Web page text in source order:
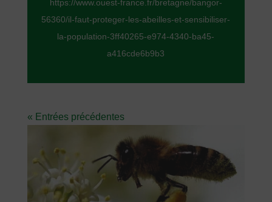
https://www.ouest-france.fr/bretagne/bangor-
56360/il-faut-proteger-les-abeilles-et-sensibiliser-
la-population-3ff40265-e974-4340-ba45-
a416cde6b9b3
« Entrées précédentes